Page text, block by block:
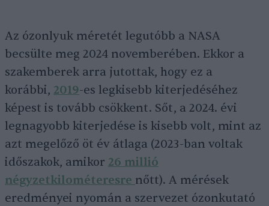
Az ózonlyuk méretét legutóbb a NASA
becsülte meg 2024 novemberében. Ekkor a
szakemberek arra jutottak, hogy ez a
korábbi, 2019-es legkisebb kiterjedéséhez
képest is tovább csökkent. Sőt, a 2024. évi
legnagyobb kiterjedése is kisebb volt, mint az
azt megelőző öt év átlaga (2023-ban voltak
időszakok, amikor 26 millió
négyzetkilométeresre nőtt). A mérések
eredményei nyomán a szervezet ózonkutató